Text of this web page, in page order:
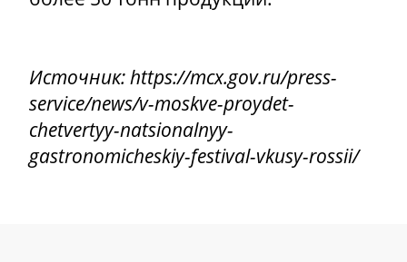
Источник: https://mcx.gov.ru/press-
service/news/v-moskve-proydet-
chetvertyy-natsionalnyy-
gastronomicheskiy-festival-vkusy-rossii/